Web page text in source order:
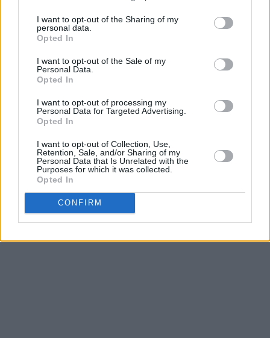
I want to opt-out of the Sharing of my
personal data.
Opted In
I want to opt-out of the Sale of my
Personal Data.
Opted In
I want to opt-out of processing my
Personal Data for Targeted Advertising.
Opted In
I want to opt-out of Collection, Use,
Retention, Sale, and/or Sharing of my
Personal Data that Is Unrelated with the
Purposes for which it was collected.
Opted In
CONFIRM
♥ ♥♥♥